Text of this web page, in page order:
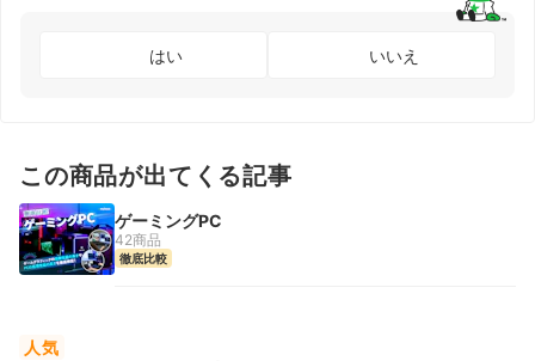
はい いいえ
この商品が出てくる記事
ゲーミングPC
42商品
徹底比較
人気